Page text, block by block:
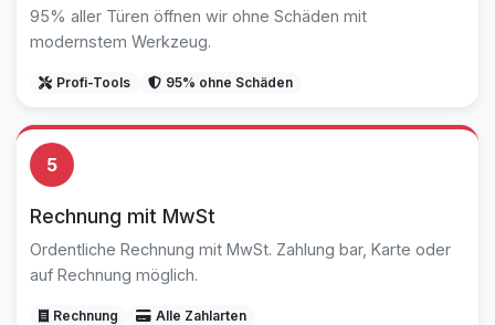
95% aller Türen öffnen wir ohne Schäden mit
modernstem Werkzeug.
Profi-Tools 95% ohne Schäden
5
Rechnung mit MwSt
Ordentliche Rechnung mit MwSt. Zahlung bar, Karte oder
auf Rechnung möglich.
Rechnung Alle Zahlarten